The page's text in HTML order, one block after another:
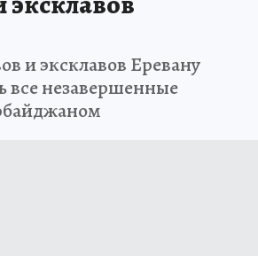
и эксклавов Еревану
все незавершенные